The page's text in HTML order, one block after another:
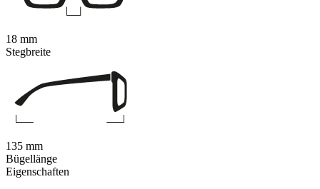
Eigenschaften
18 mm
Stegbreite
135 mm
Bügellänge